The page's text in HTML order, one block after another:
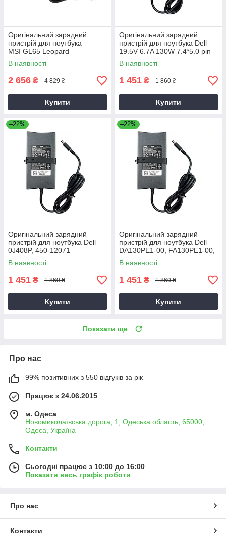
Оригінальний зарядний
пристрій для ноутбука
MSI GL65 Leopard
В наявності
2 656 ₴ 4 829 ₴
Купити
Оригінальний зарядний
пристрій для ноутбука Dell
19.5V 6.7A 130W 7.4*5.0 pin
Slim (PA-4E)
В наявності
1 451 ₴ 1 860 ₴
Купити
–22%
Оригінальний зарядний
пристрій для ноутбука Dell
0J408P, 450-12071
В наявності
1 451 ₴ 1 860 ₴
Купити
–22%
Оригінальний зарядний
пристрій для ноутбука Dell
DA130PE1-00, FA130PE1-00,
HA130PM160
В наявності
1 451 ₴ 1 860 ₴
Купити
Показати ще
Про нас
99% позитивних з 550 відгуків за рік
Працює з 24.06.2015
м. Одеса
Новомиколаївська дорога, 1, Одеська область, 65000,
Одеса, Україна
Контакти
Сьогодні працює з 10:00 до 16:00
Показати весь графік роботи
Про нас
Контакти